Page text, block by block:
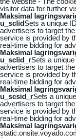
visitor data for further
Maksimal
u_sclidSets a unique
advertisers to target
service is provided by
real-time bidding for
Maksimal
u_sclid_rSets a
advertisers to target
service is provided by
real-time bidding for
Maksimal
u_scsid_rSets a
advertisers to target
service is provided by
real-time bidding for
Maksimal